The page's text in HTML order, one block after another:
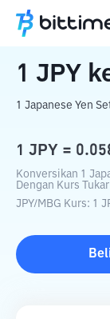
Beranda
1 JPY
1 Japanese Yen
1 JPY =
Konversikan 1
Dengan Kurs
JPY/MBG Kurs: 1